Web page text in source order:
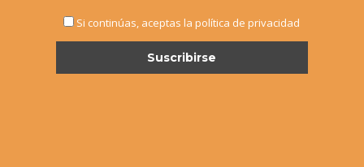
Si continúas, aceptas la política de privacidad